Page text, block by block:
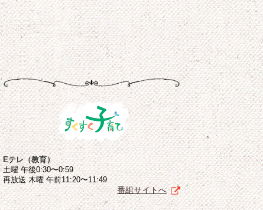
Eテレ（教育）
土曜 午後0:30〜0:59
再放送 木曜 午前11:20〜11:49
番組サイトへ